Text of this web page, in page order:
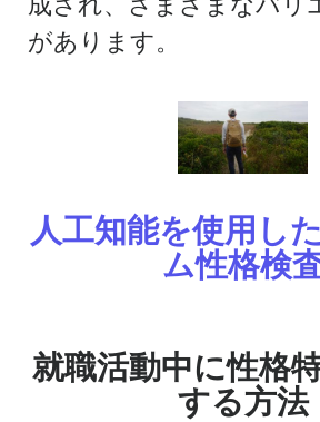
があります。
人工知能を使用し
ム性格検
就職活動中に性格
する方法